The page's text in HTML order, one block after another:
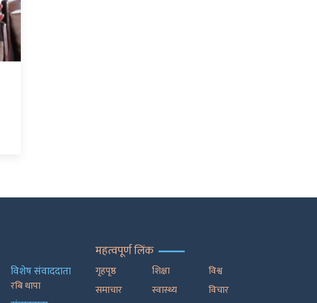
विशेष संवाददाता
रबि थापा
महत्वपूर्ण लिंक
गृहपृष्ठ
समाचार
शिक्षा
स्वास्थ्य
विश्व
विचार